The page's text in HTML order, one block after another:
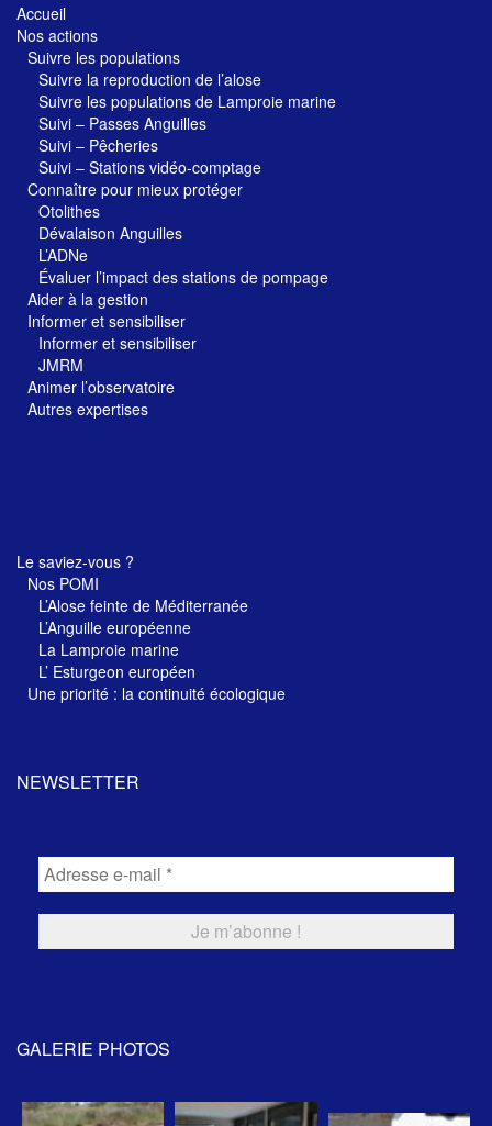
Accueil
Nos actions
Suivre les populations
Suivre la reproduction de l’alose
Suivre les populations de Lamproie marine
Suivi – Passes Anguilles
Suivi – Pêcheries
Suivi – Stations vidéo-comptage
Connaître pour mieux protéger
Otolithes
Dévalaison Anguilles
L’ADNe
Évaluer l’impact des stations de pompage
Aider à la gestion
Informer et sensibiliser
Informer et sensibiliser
JMRM
Animer l’observatoire
Autres expertises
Le saviez-vous ?
Nos POMI
L’Alose feinte de Méditerranée
L’Anguille européenne
La Lamproie marine
L’ Esturgeon européen
Une priorité : la continuité écologique
NEWSLETTER
GALERIE PHOTOS